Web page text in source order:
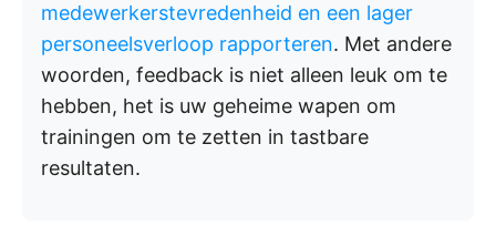
medewerkerstevredenheid en een lager
personeelsverloop rapporteren. Met andere
woorden, feedback is niet alleen leuk om te
hebben, het is uw geheime wapen om
trainingen om te zetten in tastbare
resultaten.